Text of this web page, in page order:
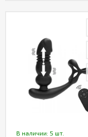
В наличии: 5 шт.